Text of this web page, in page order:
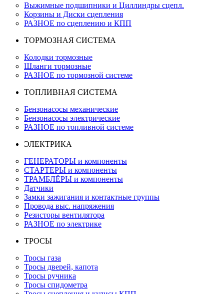
Выжимные подшипники и Циллиндры сцепл.
Корзины и Диски сцепления
РАЗНОЕ по сцеплению и КПП
ТОРМОЗНАЯ СИСТЕМА
Колодки тормозные
Шланги тормозные
РАЗНОЕ по тормозной системе
ТОПЛИВНАЯ СИСТЕМА
Бензонасосы механические
Бензонасосы электрические
РАЗНОЕ по топливной системе
ЭЛЕКТРИКА
ГЕНЕРАТОРЫ и компоненты
СТАРТЕРЫ и компоненты
ТРАМБЛЁРЫ и компоненты
Датчики
Замки зажигания и контактные группы
Провода выс. напряжения
Резисторы вентилятора
РАЗНОЕ по электрике
ТРОСЫ
Тросы газа
Тросы дверей, капота
Тросы ручника
Тросы спидометра